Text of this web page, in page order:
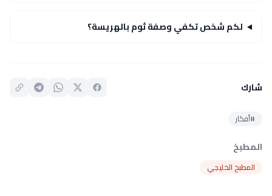
لكم شخص تكفي وصفة ثوم بالهريسة؟
شارك
#أفكار
المطبخ
المطبخ الخليجي